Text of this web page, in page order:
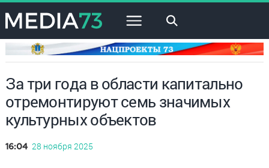
×
За три года в области капитально
отремонтируют семь значимых
культурных объектов
16:04 28 ноября 2025